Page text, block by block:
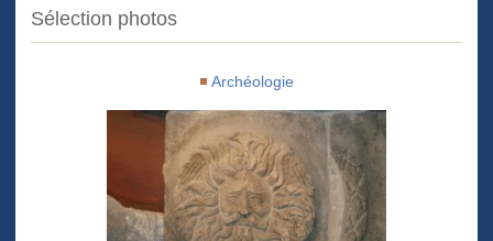
Sélection photos
Archéologie